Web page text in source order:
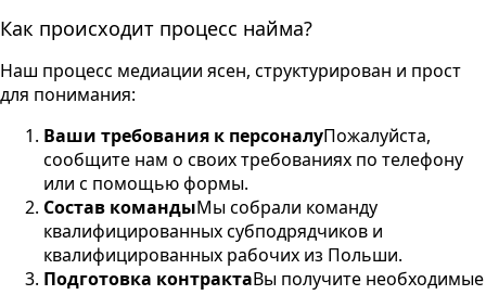
Как происходит процесс найма?
Наш процесс медиации ясен, структурирован и прост
для понимания:
Ваши требования к персоналуПожалуйста,
сообщите нам о своих требованиях по телефону
или с помощью формы.
Состав командыМы собрали команду
квалифицированных субподрядчиков и
квалифицированных рабочих из Польши.
Подготовка контрактаВы получите необходимые